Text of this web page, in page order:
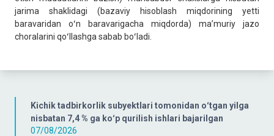
Kichik tadbirkorlik subyektlari tomonidan oʻtgan yilga
nisbatan 7,4 % ga koʻp qurilish ishlari bajarilgan
07/08/2026
jarima shaklidagi (bazaviy hisoblash miqdorining yetti
baravaridan oʻn baravarigacha miqdorda) maʼmuriy jazo
choralarini qoʻllashga sabab boʻladi.